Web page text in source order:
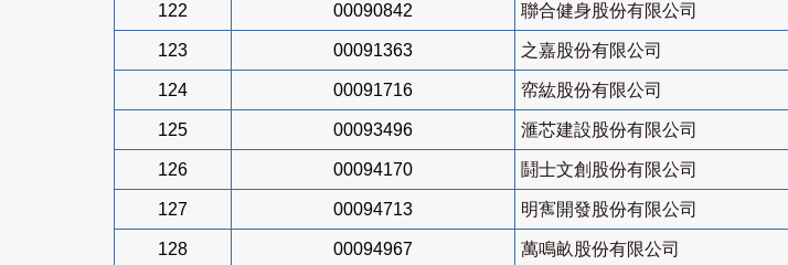
122 00090842 聯合健身股份有限公司
123 00091363 之嘉股份有限公司
124 00091716 帟紘股份有限公司
125 00093496 滙芯建設股份有限公司
126 00094170 鬪士文創股份有限公司
127 00094713 明寯開發股份有限公司
128 00094967 萬鳴畝股份有限公司